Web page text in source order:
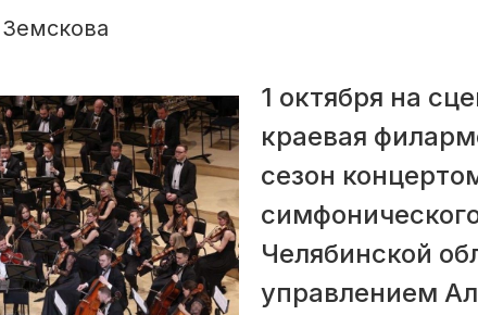
1 октября на
краевая
сезон
Челябинской
управлением